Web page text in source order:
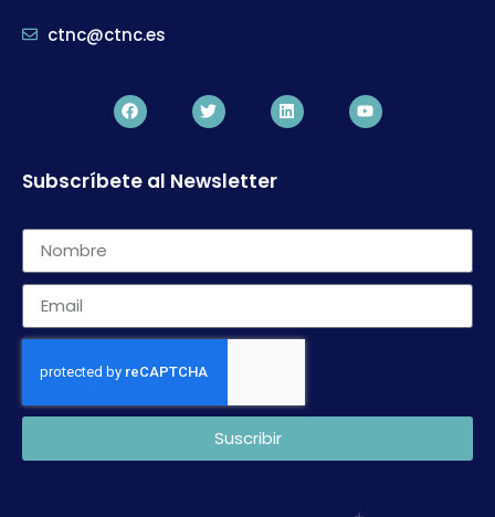
ctnc@ctnc.es
Subscríbete al Newsletter
Suscribir